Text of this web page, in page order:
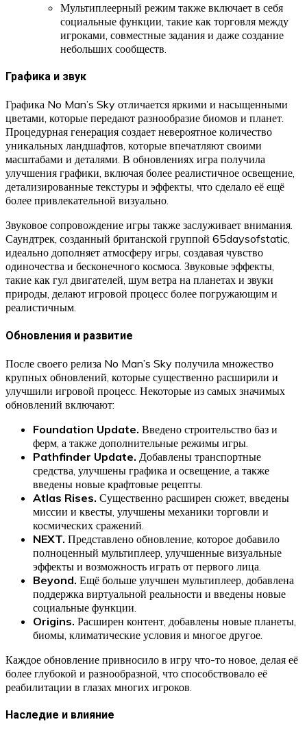
Мультиплеерный режим также включает в себя
социальные функции, такие как торговля между
игроками, совместные задания и даже создание
небольших сообществ.
Графика и звук
Графика No Man’s Sky отличается яркими и насыщенными
цветами, которые передают разнообразие биомов и планет.
Процедурная генерация создает невероятное количество
уникальных ландшафтов, которые впечатляют своими
масштабами и деталями. В обновлениях игра получила
улучшения графики, включая более реалистичное освещение,
детализированные текстуры и эффекты, что сделало её ещё
более привлекательной визуально.
Звуковое сопровождение игры также заслуживает внимания.
Саундтрек, созданный британской группой 65daysofstatic,
идеально дополняет атмосферу игры, создавая чувство
одиночества и бесконечного космоса. Звуковые эффекты,
такие как гул двигателей, шум ветра на планетах и звуки
природы, делают игровой процесс более погружающим и
реалистичным.
Обновления и развитие
После своего релиза No Man’s Sky получила множество
крупных обновлений, которые существенно расширили и
улучшили игровой процесс. Некоторые из самых значимых
обновлений включают:
Foundation Update. Введено строительство баз и
ферм, а также дополнительные режимы игры.
Pathfinder Update. Добавлены транспортные
средства, улучшены графика и освещение, а также
введены новые крафтовые рецепты.
Atlas Rises. Существенно расширен сюжет, введены
миссии и квесты, улучшены механики торговли и
космических сражений.
NEXT. Представлено обновление, которое добавило
полноценный мультиплеер, улучшенные визуальные
эффекты и возможность играть от первого лица.
Beyond. Ещё больше улучшен мультиплеер, добавлена
поддержка виртуальной реальности и введены новые
социальные функции.
Origins. Расширен контент, добавлены новые планеты,
биомы, климатические условия и многое другое.
Каждое обновление привносило в игру что-то новое, делая её
более глубокой и разнообразной, что способствовало её
реабилитации в глазах многих игроков.
Наследие и влияние